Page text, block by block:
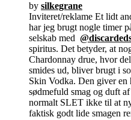
by silkegrane
Inviteret/reklame Et lidt
har jeg brugt nogle timer
selskab med
spiritus. Det betyder, at
Chardonnay drue, hvor
smides ud, bliver brugt i
Skin Vodka. Den giver
sødmefuld smag og duft
normalt SLET ikke til at
faktisk godt lide smagen